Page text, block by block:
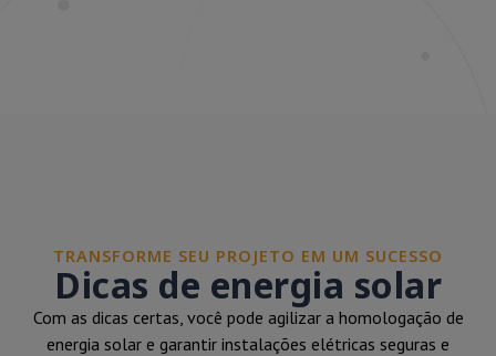
TRANSFORME SEU PROJETO EM UM SUCESSO
Dicas de energia solar
Com as dicas certas, você pode agilizar a homologação de
energia solar e garantir instalações elétricas seguras e